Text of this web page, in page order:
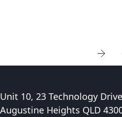
Unit 10, 23 Technology Drive
Augustine Heights QLD